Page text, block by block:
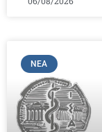
ΝΈΑ